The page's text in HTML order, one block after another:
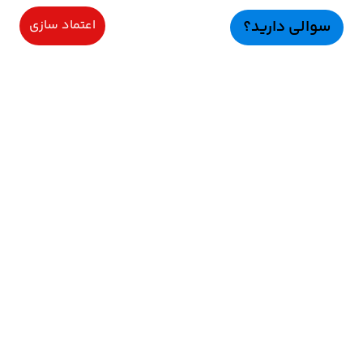
سوالی دارید؟ اعتماد سازی